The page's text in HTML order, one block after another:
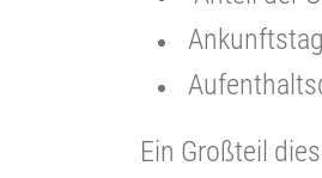
Ein Großteil